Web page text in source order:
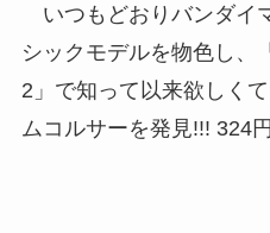
いつもどおりバンダイ
シックモデルを物色し、
2」で知って以来欲しく
ムコルサーを発見!!! 324